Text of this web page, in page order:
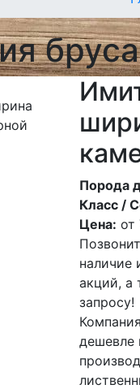
Порода
Класс /
Цена: от
наличие
акций, а
запросу!
дешевле